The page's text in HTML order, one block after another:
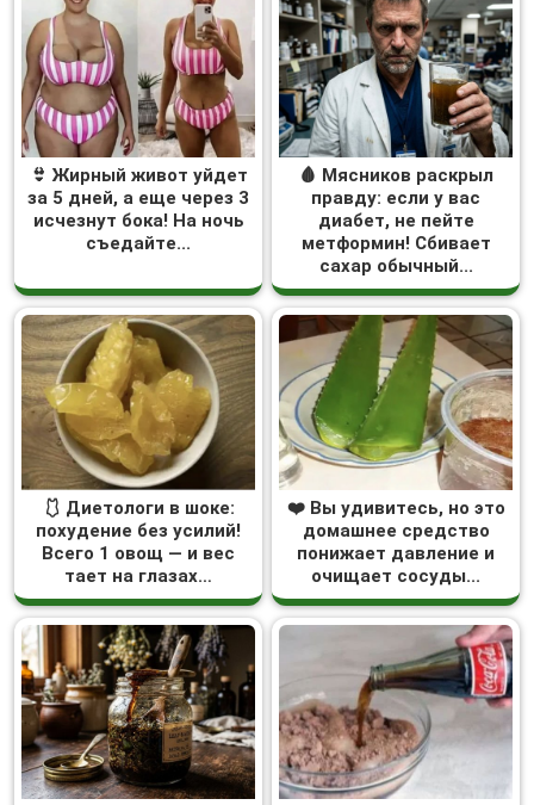
👙 Жирный живот уйдет
за 5 дней, а еще через 3
исчезнут бока! На ночь
съедайте...
🩸 Мясников раскрыл
правду: если у вас
диабет, не пейте
метформин! Сбивает
сахар обычный...
🩱 Диетологи в шоке:
похудение без усилий!
Всего 1 овощ — и вес
тает на глазах…
❤️ Вы удивитесь, но это
домашнее средство
понижает давление и
очищает сосуды...